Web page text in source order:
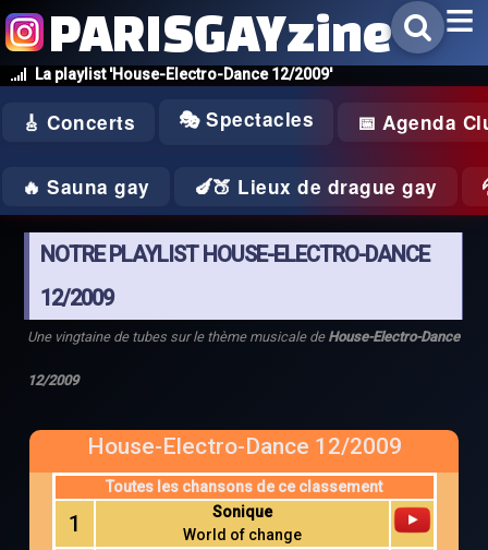
La playlist 'House-Electro-Dance 12/2009'
PARISGAYzine
🎸 Concerts 🎭 Spectacles 📅 Agenda
🔥 Sauna gay 🍆🍑 Lieux de drague gay
NOTRE PLAYLIST HOUSE-ELECTRO-DANCE
12/2009
Une vingtaine de tubes sur le thème musicale de House-Electro-Dance
12/2009
House-Electro-Dance 12/2009
Toutes les chansons de ce classement
1
Sonique
World of change